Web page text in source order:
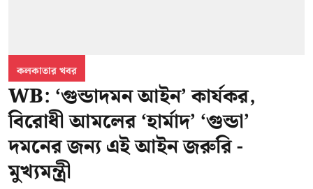
কলকাতার খবর
WB: ‘গুন্ডাদমন আইন’ কার্যকর,
বিরোধী আমলের ‘হার্মাদ’ ‘গুন্ডা’
দমনের জন্য এই আইন জরুরি -
মুখ্যমন্ত্রী